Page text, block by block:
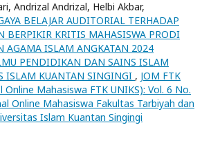
Andrizal Andrizal, Helbi Akbar,
BELAJAR AUDITORIAL TERHADAP
BERPIKIR KRITIS MAHASISWA PRODI
AGAMA ISLAM ANGKATAN 2024
PENDIDIKAN DAN SAINS ISLAM
ISLAM KUANTAN SINGINGI , JOM FTK
Online Mahasiswa FTK UNIKS): Vol. 6 No.
Online Mahasiswa Fakultas Tarbiyah dan
Islam Kuantan Singingi